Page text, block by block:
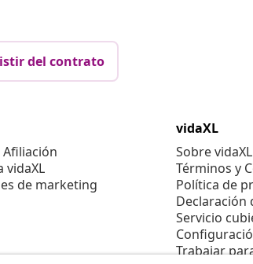
del contrato
vidaXL
de marketing
vidaXL
Sobre vidaXL
Términos y
Política de
Declaración
Servicio
Trabajar